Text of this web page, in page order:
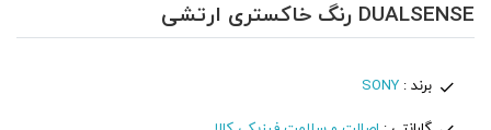
DUALSENSE رنگ خاکستری ارتشی
برند :SONY